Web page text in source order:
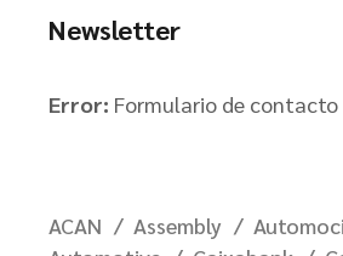
Newsletter
Error: Formulario de
ACAN Assembly